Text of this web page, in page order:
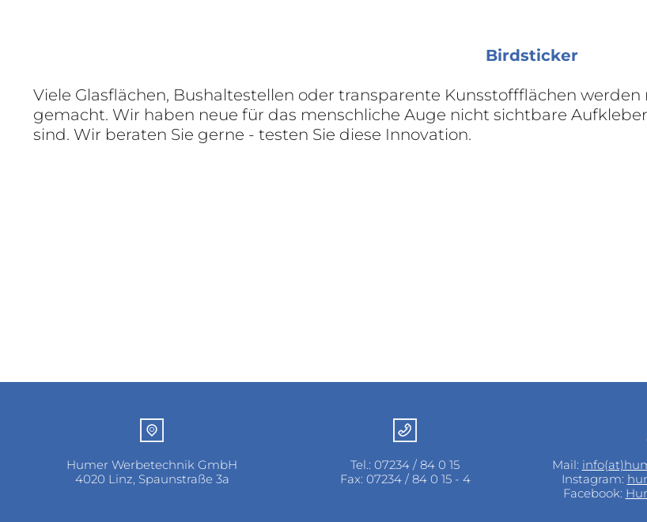
Birdsticker
Viele Glasflächen, Bushaltestellen oder transparente Kunsstoffflächen
gemacht. Wir haben neue für das menschliche Auge nicht sichtbare
sind. Wir beraten Sie gerne - testen Sie diese Innovation.
Humer Werbetechnik GmbH
4020 Linz, Spaunstraße 3a
Tel.: 07234 / 84 0 15
Fax: 07234 / 84 0 15 - 4
Mail:
Instagram:
Facebook: